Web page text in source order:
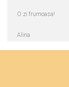
O zi frumoasa!
Alina